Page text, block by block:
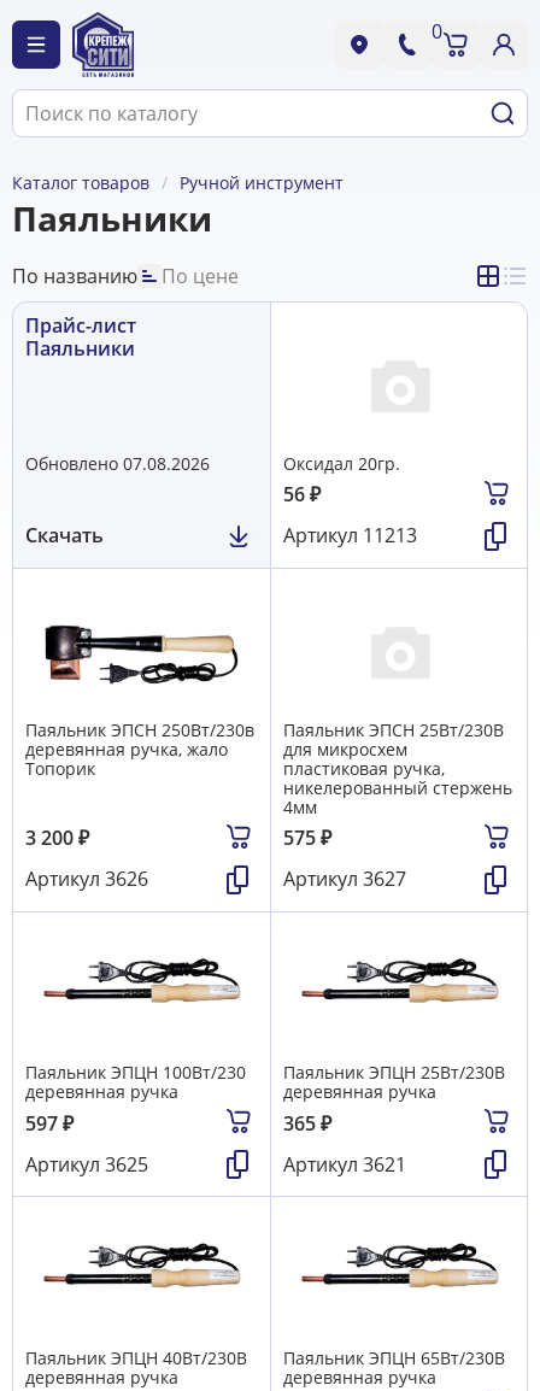
0
Каталог товаров Ручной инструмент
Паяльники
По названию
По цене
Прайс-лист
Паяльники
Обновлено 07.08.2026
Скачать
Оксидал 20гр.
56₽
Артикул 11213
Паяльник ЭПСН 250Вт/230в
деревянная ручка, жало
Топорик
3 200₽
Артикул 3626
Паяльник ЭПСН 25Вт/230В
для микросхем
пластиковая ручка,
никелерованный стержень
4мм
575₽
Артикул 3627
Паяльник ЭПЦН 100Вт/230
деревянная ручка
597₽
Артикул 3625
Паяльник ЭПЦН 25Вт/230В
деревянная ручка
365₽
Артикул 3621
Паяльник ЭПЦН 40Вт/230В
деревянная ручка
Паяльник ЭПЦН 65Вт/230В
деревянная ручка